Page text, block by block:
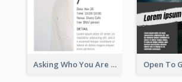
Asking Who You Are Event Flyer Open To